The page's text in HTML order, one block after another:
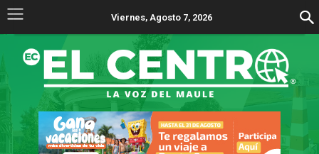
Viernes, Agosto 7, 2026